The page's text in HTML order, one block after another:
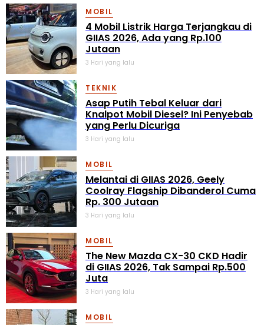
MOBIL
4 Mobil Listrik Harga Terjangkau di
GIIAS 2026, Ada yang Rp.100
Jutaan
3 Hari yang lalu
TEKNIK
Asap Putih Tebal Keluar dari
Knalpot Mobil Diesel? Ini Penyebab
yang Perlu Dicuriga
3 Hari yang lalu
MOBIL
Melantai di GIIAS 2026, Geely
Coolray Flagship Dibanderol Cuma
Rp. 300 Jutaan
3 Hari yang lalu
MOBIL
The New Mazda CX-30 CKD Hadir
di GIIAS 2026, Tak Sampai Rp.500
Juta
3 Hari yang lalu
MOBIL